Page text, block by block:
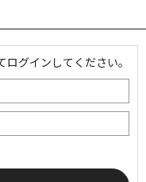
グインしてください。